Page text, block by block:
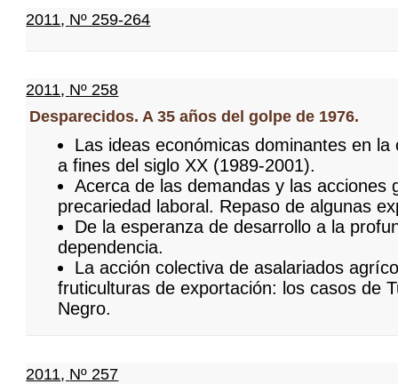
2011, Nº 259-264
2011, Nº 258
Desparecidos. A 35 años del golpe de 1976.
Las ideas económicas dominantes en
a fines del siglo XX (1989-2001).
Acerca de las demandas y las acciones
precariedad laboral. Repaso de algunas
De la esperanza de desarrollo a la
dependencia.
La acción colectiva de asalariados
fruticulturas de exportación: los casos de
Negro.
2011, Nº 257